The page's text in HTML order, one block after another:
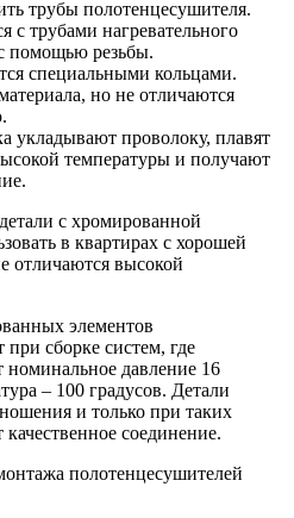
трубы полотенцесушителя.
с трубами нагревательного
помощью резьбы.
специальными кольцами.
но не отличаются
укладывают проволоку, плавят
температуры и получают
с хромированной
в квартирах с хорошей
отличаются высокой
элементов
сборке систем, где
номинальное давление 16
– 100 градусов. Детали
и только при таких
соединение.
полотенцесушителей